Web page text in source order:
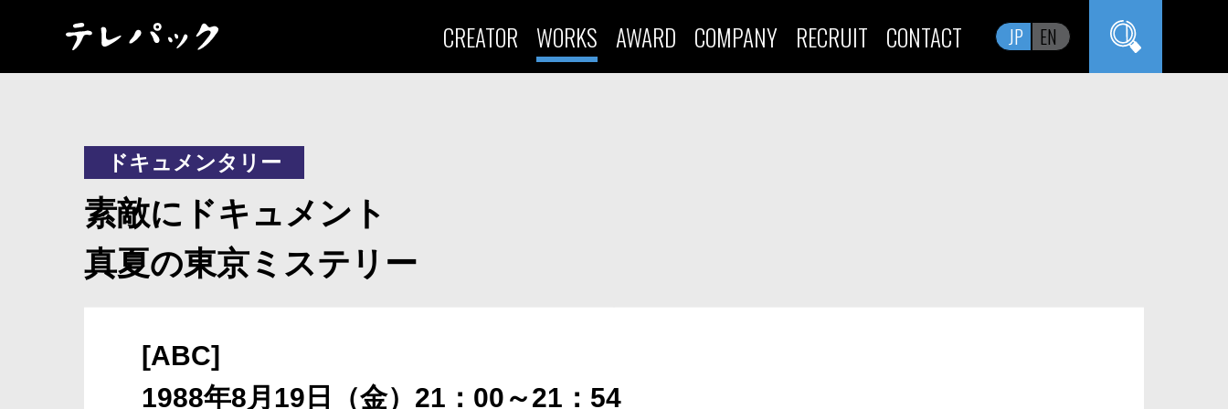
CREATOR WORKS AWARD COMPANY RECRUIT CONTACT JP EN
ドキュメンタリー
素敵にドキュメント
真夏の東京ミステリー
[ABC]
1988年8月19日（金）21：00～21：54